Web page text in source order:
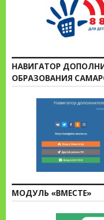
НАВИГАТОР
ОБРАЗОВАНИЯ
МОДУЛЬ «ВМЕСТЕ»